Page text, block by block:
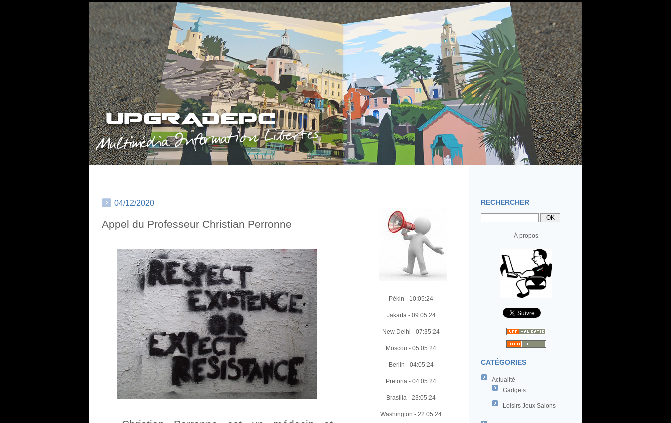
RECHERCHER
À propos
CATÉGORIES
Actualité
Gadgets
Loisirs Jeux Salons
Pékin - 10:05:26
Jakarta- 09:05:26
New Delhi - 07:35:26
Moscou - 05:05:26
Berlin - 04:05:26
Pretoria - 04:05:26
Brasilia - 23:05:26
Washington - 22:05:26
04/12/2020
Appel du Professeur Christian Perronne